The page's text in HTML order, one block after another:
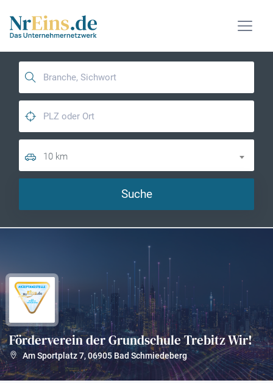
10 km
Suche
Förderverein der Grundschule Trebitz Wir! ?
Am Sportplatz 7,06905 Bad Schmiedeberg